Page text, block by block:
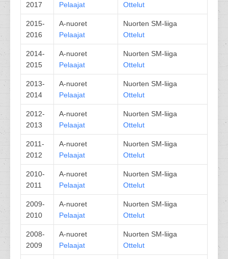
2017
Pelaajat
Ottelut
2015-
2016
A-nuoret
Pelaajat
Nuorten SM-liiga
Ottelut
2014-
2015
A-nuoret
Pelaajat
Nuorten SM-liiga
Ottelut
2013-
2014
A-nuoret
Pelaajat
Nuorten SM-liiga
Ottelut
2012-
2013
A-nuoret
Pelaajat
Nuorten SM-liiga
Ottelut
2011-
2012
A-nuoret
Pelaajat
Nuorten SM-liiga
Ottelut
2010-
2011
A-nuoret
Pelaajat
Nuorten SM-liiga
Ottelut
2009-
2010
A-nuoret
Pelaajat
Nuorten SM-liiga
Ottelut
2008-
2009
A-nuoret
Pelaajat
Nuorten SM-liiga
Ottelut